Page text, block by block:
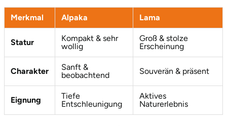
Merkmal Alpaka Lama
Statur
Kompakt & sehr
wollig
Groß & stolze
Erscheinung
Charakter
Sanft &
beobachtend
Souverän & präsent
Eignung
Tiefe
Entschleunigung
Aktives
Naturerlebnis
Schweinfurt
Schwerin
Speyer